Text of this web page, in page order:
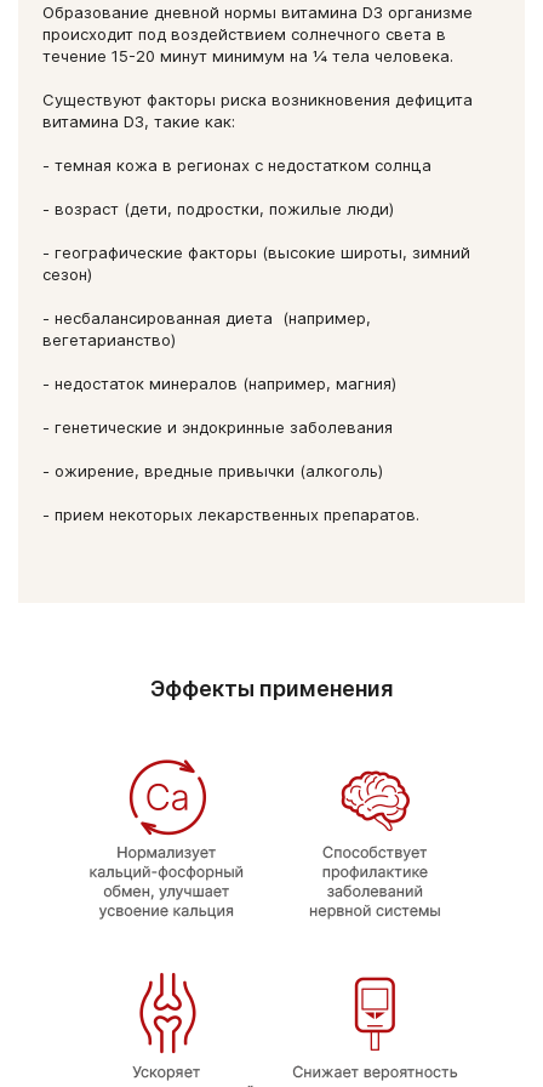
Образование дневной нормы витамина D3 организме
происходит под воздействием солнечного света в
течение 15-20 минут минимум на ¼ тела человека.
Существуют факторы риска возникновения дефицита
витамина D3, такие как:
- темная кожа в регионах с недостатком солнца
- возраст (дети, подростки, пожилые люди)
- географические факторы (высокие широты, зимний
сезон)
- несбалансированная диета (например,
вегетарианство)
- недостаток минералов (например, магния)
- генетические и эндокринные заболевания
- ожирение, вредные привычки (алкоголь)
- прием некоторых лекарственных препаратов.
Эффекты применения